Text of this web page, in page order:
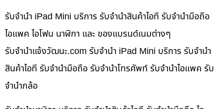
รับจำนำ iPad Mini บริการ รับจำนำสินค้าไอที รับจำนำมือถือ
ไอแพค ไอโฟน นาฬิกา และ ของแบรนด์เนมต่างๆ
รับจํานําแจ้งวัฒนะ.com รับจำนำ iPad Mini บริการ รับจำนำ
สินค้าไอที รับจำนำมือถือ รับจำนำโทรศัพท์ รับจำนำไอแพค รับ
จำนำกล้อ